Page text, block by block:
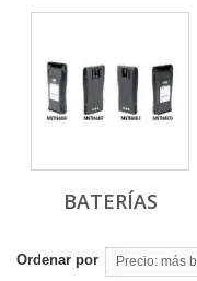
BATERÍAS
Ordenar por